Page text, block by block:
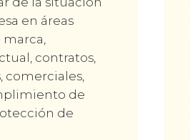
en áreas
contratos,
comerciales,
de
de